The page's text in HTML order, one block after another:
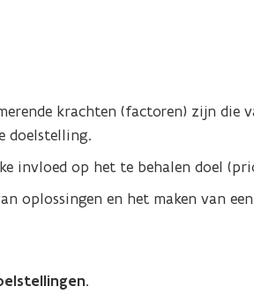
krachten (factoren) zijn die
doelstelling.
invloed op het te behalen doel
oplossingen en het maken van
.